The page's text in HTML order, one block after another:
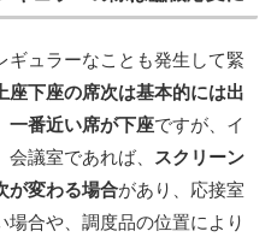
ギュラーなことも発生して緊
上座下座の席次は基本的には出
一番近い席が下座ですが、イ
議室であれば、
スクリーン
が変わる場合があり、応接室
合や、調度品の位置により